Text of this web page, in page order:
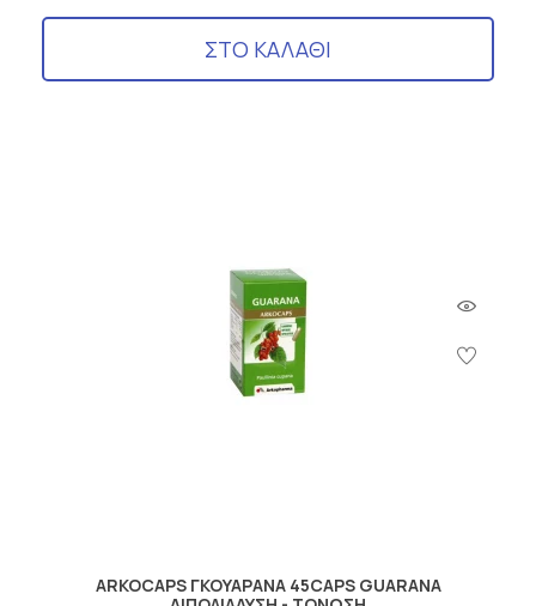
ΣΤΟ ΚΑΛΑΘΙ
ARKOCAPS ΓΚΟΥΑΡΑΝΑ 45CAPS GUARANA